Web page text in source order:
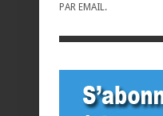
PAR EMAIL.